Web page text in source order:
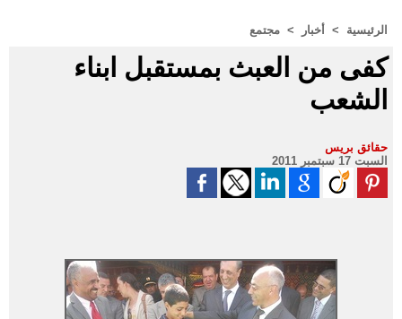
الرئيسية > أخبار > مجتمع
كفى من العبث بمستقبل ابناء
الشعب
حقائق بريس
السبت 17 سبتمبر 2011